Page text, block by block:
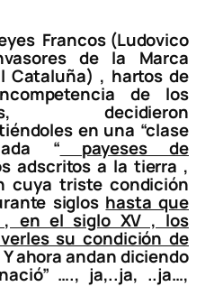
Francos (Ludovico
de la Marca
Cataluña) , hartos de
de los
decidieron
en una “clase
“ payeses de
adscritos a la tierra ,
cuya triste condición
siglos hasta que
, en el siglo XV , los
su condición de
ahora andan diciendo
…., ja,..ja, ..ja…,